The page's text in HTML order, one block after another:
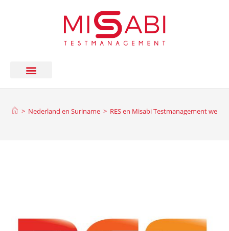
> Nederland en Suriname > RES en Misabi Testmanagement